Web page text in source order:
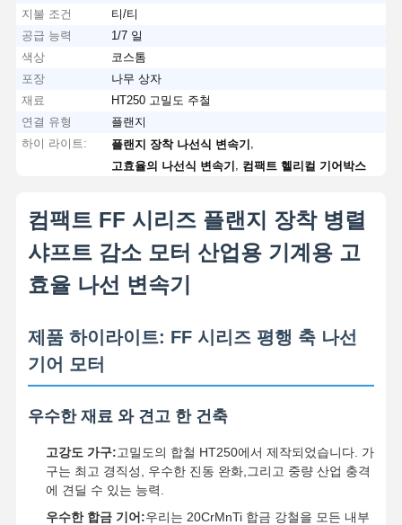
지불 조건
티/티
공급 능력
1/7 일
색상
코스톰
포장
나무 상자
재료
HT250 고밀도 주철
연결 유형
플랜지
하이 라이트:
플랜지 장착 나선식 변속기
고효율의 나선식 변속기
컴팩트 헬리컬 기어박스
컴팩트 FF 시리즈 플랜지 장착 병렬
샤프트 감소 모터 산업용 기계용 고
효율 나선 변속기
제품 하이라이트: FF 시리즈 평행 축 나선
기어 모터
우수한 재료 와 견고 한 건축
고강도 가구:고밀도의 합철 HT250에서 제작되었습니다. 가
구는 최고 경직성, 우수한 진동 완화,그리고 중량 산업 충격
에 견딜 수 있는 능력.
우수한 합금 기어:우리는 20CrMnTi 합금 강철을 모든 내부